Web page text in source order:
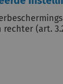
(art.